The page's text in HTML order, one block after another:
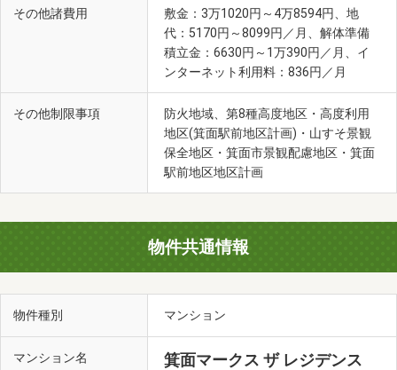
その他諸費用
敷金：3万1020円～4万8594円、地
代：5170円～8099円／月、解体準備
積立金：6630円～1万390円／月、イ
ンターネット利用料：836円／月
その他制限事項
防火地域、第8種高度地区・高度利用
地区(箕面駅前地区計画)・山すそ景観
保全地区・箕面市景観配慮地区・箕面
駅前地区地区計画
物件共通情報
物件種別 マンション
マンション名 箕面マークス ザ レジデンス